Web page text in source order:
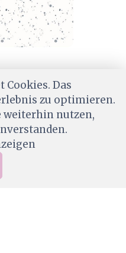
Pattern Blau
Cookies. Das
zu optimieren.
weiterhin nutzen,